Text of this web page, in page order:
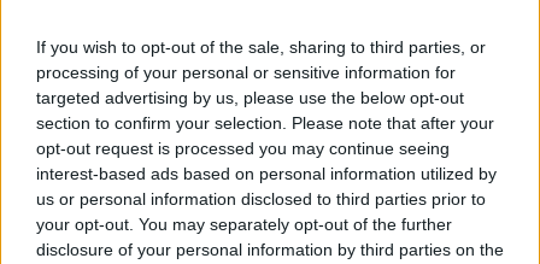
If you wish to opt-out of the sale, sharing to third parties, or
processing of your personal or sensitive information for
targeted advertising by us, please use the below opt-out
section to confirm your selection. Please note that after your
opt-out request is processed you may continue seeing
interest-based ads based on personal information utilized by
us or personal information disclosed to third parties prior to
your opt-out. You may separately opt-out of the further
disclosure of your personal information by third parties on the